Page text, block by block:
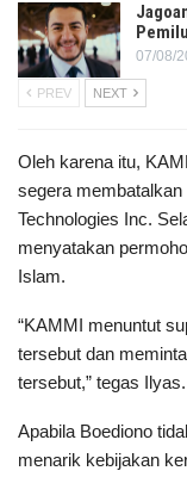
07/08/
PREV NEXT
Oleh karena itu,
segera
Technologies Inc.
menyatakan
Islam.
“KAMMI menuntut
tersebut dan
tersebut,” tegas Ilyas.
Apabila Boediono
menarik kebijakan